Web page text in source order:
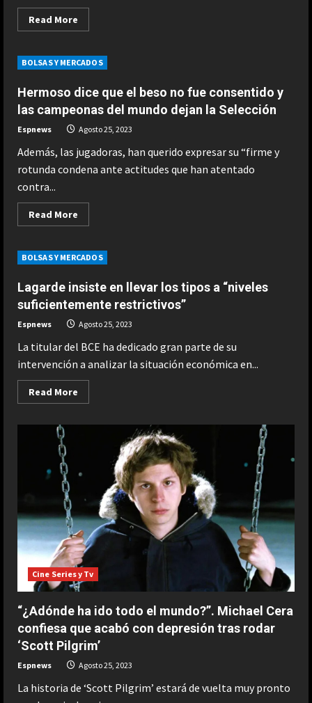
Hole
Read More
more
en
Wall
Dow
Jones:+0,73%;
S&P500:+0,67%;
Nasdaq:+0,94%
BOLSAS Y MERCADOS
Hermoso dice que el beso no fue consentido y
las campeonas del mundo dejan la Selección
Espnews Agosto 25, 2023
Además, las jugadoras, han querido expresar su “firme y
rotunda condena ante actitudes que han atentado
contra...
Read More
more
dice
que
beso
no
fue
consentido
y
las
campeonas
del
mundo
dejan
la
BOLSAS Y MERCADOS
Lagarde insiste en llevar los tipos a “niveles
suficientemente restrictivos”
Espnews Agosto 25, 2023
La titular del BCE ha dedicado gran parte de su
intervención a analizar la situación económica en...
Read More
more
tipos
a
“niveles
suficientemente
restrictivos”
Cine Series y Tv
“¿Adónde ha ido todo el mundo?”. Michael Cera
confiesa que acabó con depresión tras rodar
‘Scott Pilgrim’
Espnews Agosto 25, 2023
La historia de ‘Scott Pilgrim’ estará de vuelta muy pronto